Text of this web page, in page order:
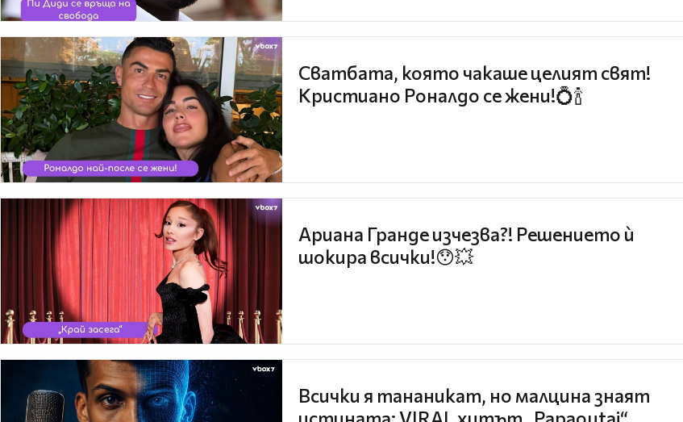
Сватбата, която чакаше целият свят!
Кристиано Роналдо се жени!💍🍾
Ариана Гранде изчезва?! Решението ѝ
шокира всички!😯💥
Всички я тананикат, но малцина знаят